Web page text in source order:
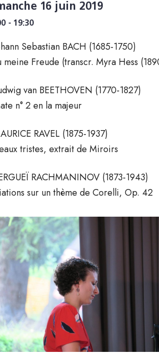
16 juin 2019
- 19:30
Sebastian BACH (1685-1750)
meine Freude (transcr. Myra Hess
van BEETHOVEN (1770-1827)
n° 2 en la majeur
RAVEL (1875-1937)
tristes, extrait de Miroirs
RACHMANINOV (1873-1943)
sur un thème de Corelli, Op. 42